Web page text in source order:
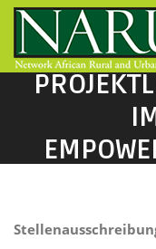
Direkt zum Inhalt